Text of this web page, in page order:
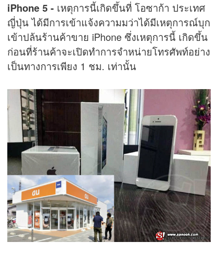
iPhone 5 - เหตุการนี้เกิดขึ้นที่ โอซาก้า ประเทศ
ญี่ปุ่น ได้มีการเข้าแจ้งความมว่าได้มีเหตุการณ์บุก
เข้าปล้นร้านค้าขาย iPhone ซึ่งเหตุการนี้ เกิดขึ้น
ก่อนที่ร้านค้าจะเปิดทำการจำหน่ายโทรศัพท์อย่าง
เป็นทางการเพียง 1 ชม. เท่านั้น